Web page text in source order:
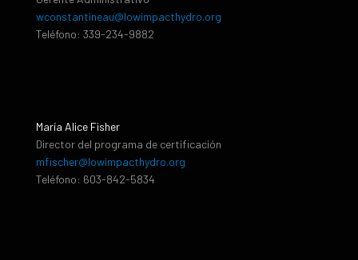
wconstantineau@lowimpacthydro.org
Teléfono: 339-234-9882
María Alice Fisher
Director del programa de certificación
mfischer@lowimpacthydro.org
Teléfono: 603-842-5834